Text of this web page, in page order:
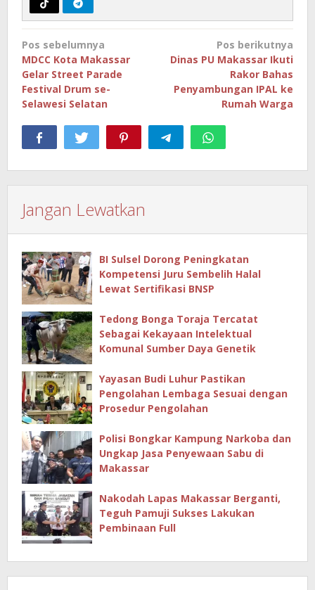
Navigasi
pos
Pos sebelumnya
MDCC Kota Makassar
Gelar Street Parade
Festival Drum se-
Selawesi Selatan
Pos berikutnya
Dinas PU Makassar Ikuti
Rakor Bahas
Penyambungan IPAL ke
Rumah Warga
Jangan Lewatkan
BI Sulsel Dorong Peningkatan
Kompetensi Juru Sembelih Halal
Lewat Sertifikasi BNSP
Tedong Bonga Toraja Tercatat
Sebagai Kekayaan Intelektual
Komunal Sumber Daya Genetik
Yayasan Budi Luhur Pastikan
Pengolahan Lembaga Sesuai dengan
Prosedur Pengolahan
Polisi Bongkar Kampung Narkoba dan
Ungkap Jasa Penyewaan Sabu di
Makassar
Nakodah Lapas Makassar Berganti,
Teguh Pamuji Sukses Lakukan
Pembinaan Full